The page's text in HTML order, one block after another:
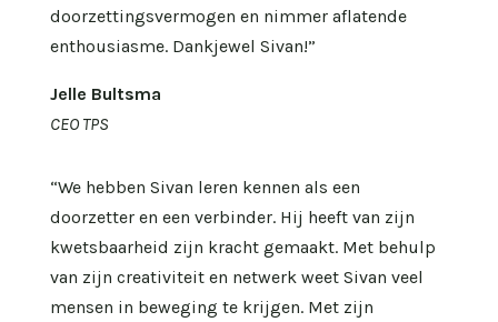
doorzettingsvermogen en nimmer aflatende
enthousiasme. Dankjewel Sivan!”
Jelle Bultsma
CEO TPS
“We hebben Sivan leren kennen als een
doorzetter en een verbinder. Hij heeft van zijn
kwetsbaarheid zijn kracht gemaakt. Met behulp
van zijn creativiteit en netwerk weet Sivan veel
mensen in beweging te krijgen. Met zijn